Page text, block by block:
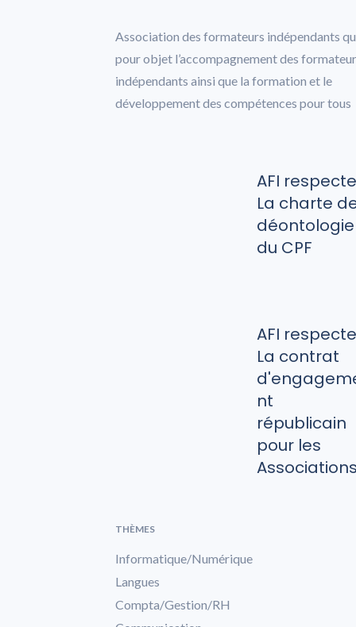
Association des formateurs indépendants
pour objet l’accompagnement des
indépendants ainsi que la formation et le
développement des compétences pour tous
AFI
La charte
déontologie
du CPF
AFI
La contrat
nt
républicain
pour les
THÈMES
Informatique/Numérique
Langues
Compta/Gestion/RH